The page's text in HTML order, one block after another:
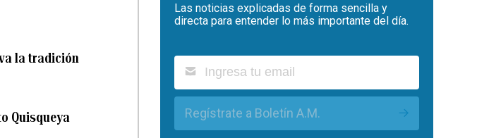
la tradición
Quisqueya
Las noticias explicadas de forma sencilla y
directa para entender lo más importante del día.
Regístrate a Boletín A.M.